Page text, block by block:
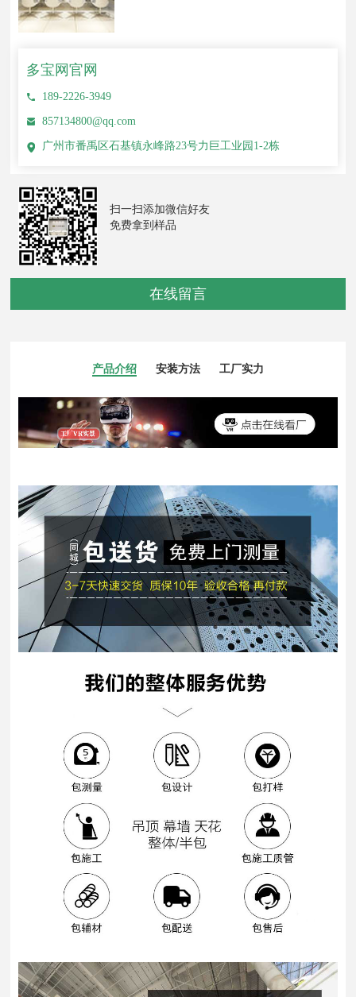
多宝网官网
189-2226-3949
857134800@qq.com
广州市番禹区石基镇永峰路23号力巨工业园1-2栋
扫一扫添加微信好友
免费拿到样品
在线留言
产品介绍 安装方法 工厂实力